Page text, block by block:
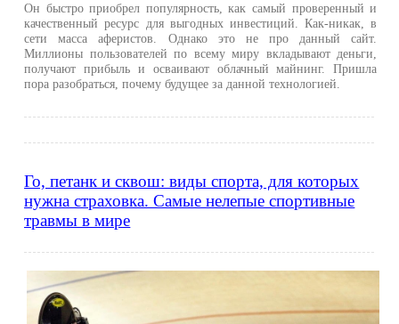
Он быстро приобрел популярность, как самый проверенный и
качественный ресурс для выгодных инвестиций. Как-никак, в
сети масса аферистов. Однако это не про данный сайт.
Миллионы пользователей по всему миру вкладывают деньги,
получают прибыль и осваивают облачный майнинг. Пришла
пора разобраться, почему будущее за данной технологией.
Го, петанк и сквош: виды спорта, для которых
нужна страховка. Самые нелепые спортивные
травмы в мире